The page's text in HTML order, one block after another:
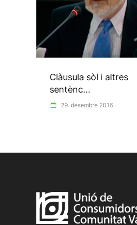
Clàusula sòl i altres
sentènc...
29. desembre 2016